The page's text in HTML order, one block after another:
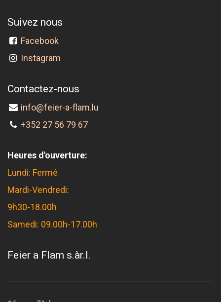
Suivez nous
Facebook
Instagram
Contactez-nous
info@feier-a-flam.lu
+352 27 56 79 67
Heures d'ouverture:
Lundi: Fermé
Mardi-Vendredi:
9h30-18.00h
Samedi: 09.00h-17.00h
Feier a Flam s.àr.l.